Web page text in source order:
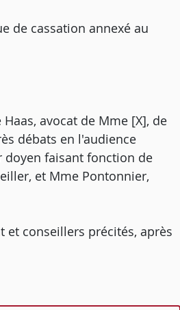
de cassation annexé au
avocat de Mme [X], de
débats en l'audience
doyen faisant fonction de
et Mme Pontonnier,
et conseillers précités, après